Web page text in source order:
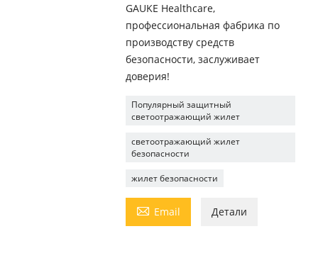
GAUKE Healthcare,
профессиональная фабрика по
производству средств
безопасности, заслуживает
доверия!
Популярный защитный
светоотражающий жилет
светоотражающий жилет
безопасности
жилет безопасности
 Email Детали